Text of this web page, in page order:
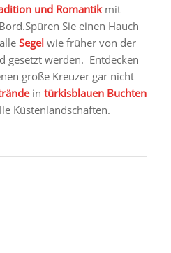
und Romantikmit
Sie einen Hauch
Segelwie früher von der
gesetzt werden. Entdecken
große Kreuzer gar nicht
in türkisblauen Buchten
Küstenlandschaften.